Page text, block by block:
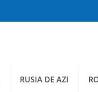
RUSIA DE AZI